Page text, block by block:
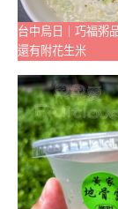
台中烏日｜巧福粥
還有附花生米